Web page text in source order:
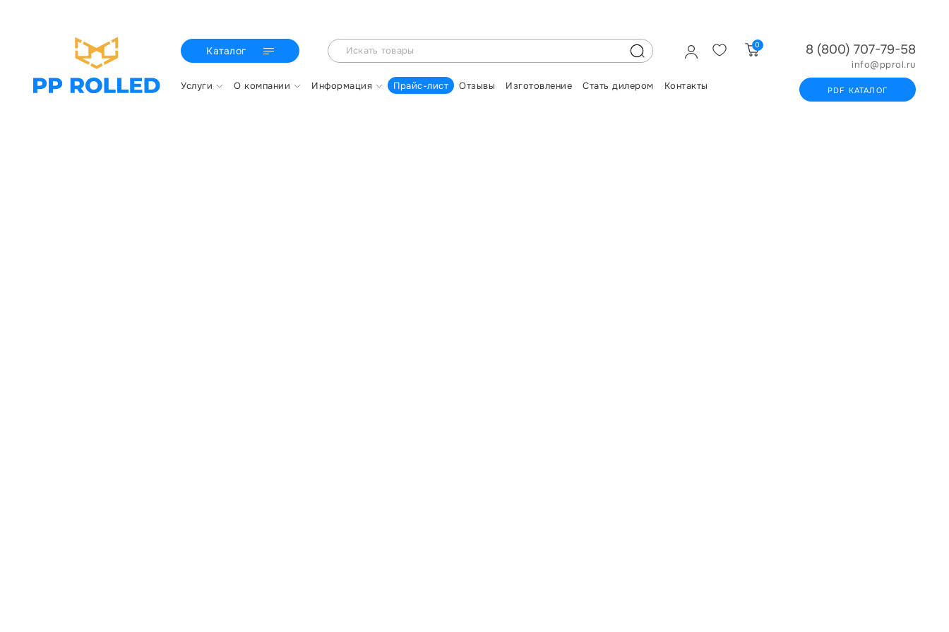
Каталог 0
Услуги О компании Информация Прайс-лист Отзывы Изготовление Стать дилером Контакты
8 (800) 707-79-58
info@pprol.ru
PDF КАТАЛОГ